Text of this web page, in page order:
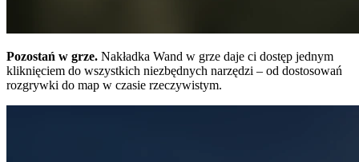
Pozostań w grze. Nakładka Wand w grze daje ci dostęp jednym
kliknięciem do wszystkich niezbędnych narzędzi – od dostosowań
rozgrywki do map w czasie rzeczywistym.